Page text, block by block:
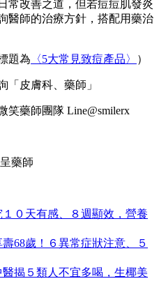
常改善之道，但若痘痘肌發炎
醫師的治療方針，搭配用藥治
題為 〈5大常見致痘產品〉 ）
「皮膚科、藥師」
笑藥師團隊 Line@smilerx
藥師
０天有感、８週顯效，營養
68歲！６異常症狀注意、５
揭５類人不宜多喝，生椰美